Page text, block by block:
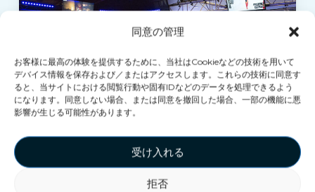
同意の管理
お客様に最高の体験を提供するために、当社はCookieなどの技術を用いて
デバイス情報を保存および／またはアクセスします。これらの技術に同意す
ると、当サイトにおける閲覧行動や固有IDなどのデータを処理できるよう
になります。同意しない場合、または同意を撤回した場合、一部の機能に悪
影響が生じる可能性があります。
受け入れる
拒否
VEXセンターのバーチャ